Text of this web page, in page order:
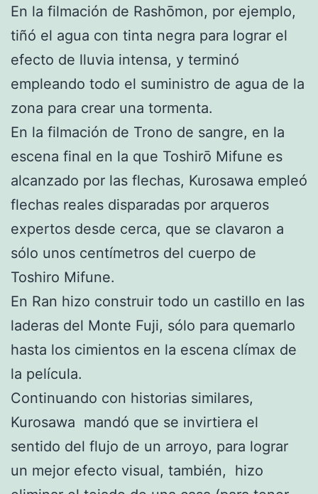
En la filmación de Rashōmon, por ejemplo,
tiñó el agua con tinta negra para lograr el
efecto de lluvia intensa, y terminó
empleando todo el suministro de agua de la
zona para crear una tormenta.
En la filmación de Trono de sangre, en la
escena final en la que Toshirō Mifune es
alcanzado por las flechas, Kurosawa empleó
flechas reales disparadas por arqueros
expertos desde cerca, que se clavaron a
sólo unos centímetros del cuerpo de
Toshiro Mifune.
En Ran hizo construir todo un castillo en las
laderas del Monte Fuji, sólo para quemarlo
hasta los cimientos en la escena clímax de
la película.
Continuando con historias similares,
Kurosawa mandó que se invirtiera el
sentido del flujo de un arroyo, para lograr
un mejor efecto visual, también, hizo